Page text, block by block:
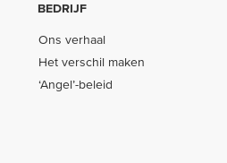
BEDRIJF
Ons verhaal
Het verschil maken
‘Angel’-beleid